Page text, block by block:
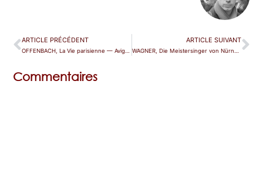
ARTICLE PRÉCÉDENT
OFFENBACH, La Vie parisienne — Avignon
ARTICLE SUIVANT
WAGNER, Die Meistersinger von Nürnberg — Paris (Bastille)
Commentaires